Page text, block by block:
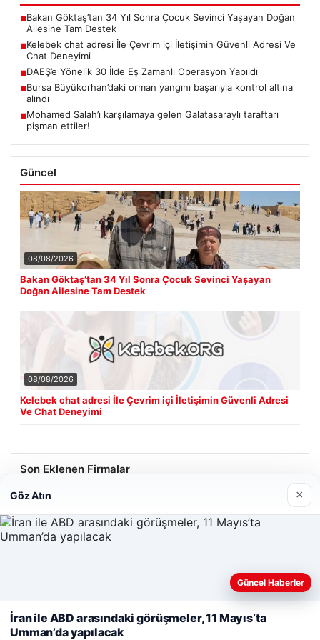
■Bakan Göktaş’tan 34 Yıl Sonra Çocuk Sevinci Yaşayan Doğan
Ailesine Tam Destek
■Kelebek chat adresi İle Çevrim içi İletişimin Güvenli Adresi Ve
Chat Deneyimi
■DAEŞ’e Yönelik 30 İlde Eş Zamanlı Operasyon Yapıldı
■Bursa Büyükorhan’daki orman yangını başarıyla kontrol altına
alındı
■Mohamed Salah’ı karşılamaya gelen Galatasaraylı taraftarı
pişman ettiler!
Güncel
08/08/2026
Bakan Göktaş’tan 34 Yıl Sonra Çocuk Sevinci Yaşayan
Doğan Ailesine Tam Destek
08/08/2026
Kelebek chat adresi İle Çevrim içi İletişimin Güvenli Adresi
Ve Chat Deneyimi
Son Eklenen Firmalar
Web sitemizi nasıl kullandığınızı daha iyi anlayabilmek,
kullanıyoruz.Çerez Politikamız
Göz Atın ×
Güncel Haberler
İran ile ABD arasındaki görüşmeler, 11 Mayıs’ta
Umman’da yapılacak